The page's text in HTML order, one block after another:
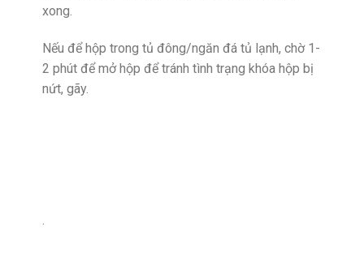
xong.
Nếu để hộp trong tủ đông/ngăn đá tủ lạnh, chờ 1-
2 phút để mở hộp để tránh tình trạng khóa hộp bị
nứt, gãy.
.